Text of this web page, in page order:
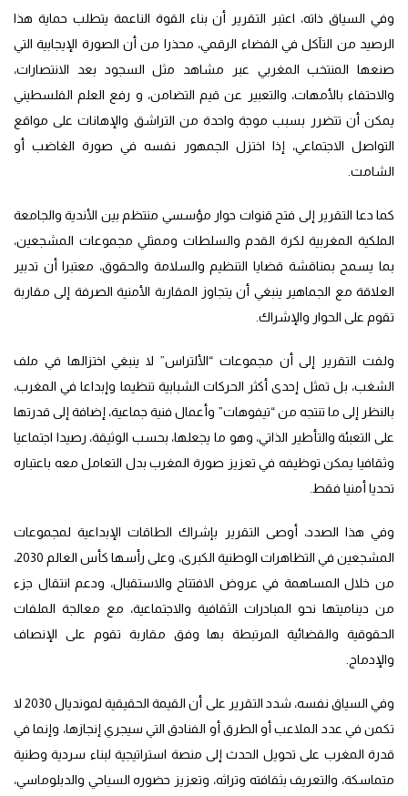
وفي السياق ذاته، اعتبر التقرير أن بناء القوة الناعمة يتطلب حماية هذا
الرصيد من التآكل في الفضاء الرقمي، محذرا من أن الصورة الإيجابية التي
صنعها المنتخب المغربي عبر مشاهد مثل السجود بعد الانتصارات،
والاحتفاء بالأمهات، والتعبير عن قيم التضامن، و رفع العلم الفلسطيني
يمكن أن تتضرر بسبب موجة واحدة من التراشق والإهانات على مواقع
التواصل الاجتماعي، إذا اختزل الجمهور نفسه في صورة الغاضب أو
الشامت.
كما دعا التقرير إلى فتح قنوات حوار مؤسسي منتظم بين الأندية والجامعة
الملكية المغربية لكرة القدم والسلطات وممثلي مجموعات المشجعين،
بما يسمح بمناقشة قضايا التنظيم والسلامة والحقوق، معتبرا أن تدبير
العلاقة مع الجماهير ينبغي أن يتجاوز المقاربة الأمنية الصرفة إلى مقاربة
تقوم على الحوار والإشراك.
ولفت التقرير إلى أن مجموعات “الألتراس” لا ينبغي اختزالها في ملف
الشغب، بل تمثل إحدى أكثر الحركات الشبابية تنظيما وإبداعا في المغرب،
بالنظر إلى ما تنتجه من “تيفوهات” وأعمال فنية جماعية، إضافة إلى قدرتها
على التعبئة والتأطير الذاتي، وهو ما يجعلها، بحسب الوثيقة، رصيدا اجتماعيا
وثقافيا يمكن توظيفه في تعزيز صورة المغرب بدل التعامل معه باعتباره
تحديا أمنيا فقط.
وفي هذا الصدد، أوصى التقرير بإشراك الطاقات الإبداعية لمجموعات
المشجعين في التظاهرات الوطنية الكبرى، وعلى رأسها كأس العالم 2030،
من خلال المساهمة في عروض الافتتاح والاستقبال، ودعم انتقال جزء
من ديناميتها نحو المبادرات الثقافية والاجتماعية، مع معالجة الملفات
الحقوقية والقضائية المرتبطة بها وفق مقاربة تقوم على الإنصاف
والإدماج.
وفي السياق نفسه، شدد التقرير على أن القيمة الحقيقية لمونديال 2030 لا
تكمن في عدد الملاعب أو الطرق أو الفنادق التي سيجري إنجازها، وإنما في
قدرة المغرب على تحويل الحدث إلى منصة استراتيجية لبناء سردية وطنية
متماسكة، والتعريف بثقافته وتراثه، وتعزيز حضوره السياحي والدبلوماسي،